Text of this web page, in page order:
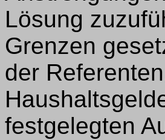
Lösung
Grenzen
der
festgelegten